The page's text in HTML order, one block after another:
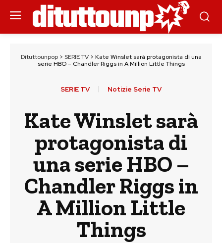
Dituttounpop> SERIE TV> Kate Winslet sarà protagonista di una
serie HBO – Chandler Riggs in A Million Little Things
SERIE TV Notizie Serie TV
Kate Winslet sarà
protagonista di
una serie HBO –
Chandler Riggs in
A Million Little
Things